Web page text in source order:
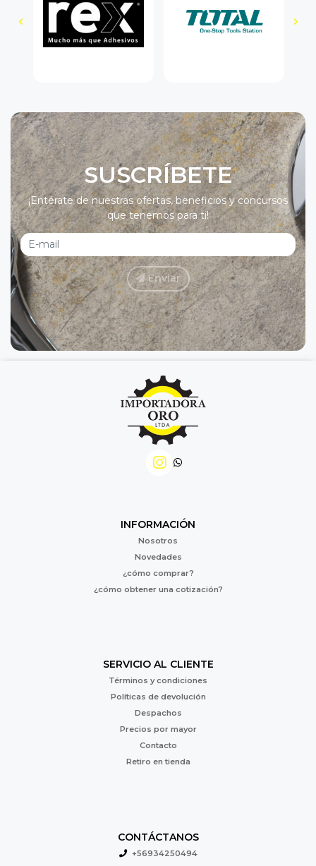
SUSCRÍBETE
¡Entérate de nuestras ofertas, beneficios y concursos
que tenemos para ti!
Enviar
INFORMACIÓN
Nosotros
Novedades
¿cómo comprar?
¿cómo obtener una cotización?
SERVICIO AL CLIENTE
Términos y condiciones
Políticas de devolución
Despachos
Precios por mayor
Contacto
Retiro en tienda
CONTÁCTANOS
+56934250494